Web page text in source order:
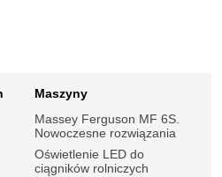
Maszyny
Massey Ferguson MF 6S.
Nowoczesne rozwiązania
Oświetlenie LED do
ciągników rolniczych